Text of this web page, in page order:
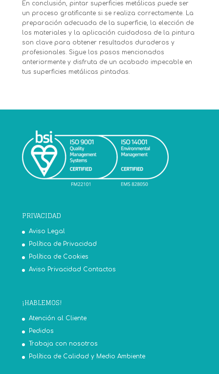
En conclusión, pintar superficies metálicas puede ser
un proceso gratificante si se realiza correctamente. La
preparación adecuada de la superficie, la elección de
los materiales y la aplicación cuidadosa de la pintura
son clave para obtener resultados duraderos y
profesionales. Sigue los pasos mencionados
anteriormente y disfruta de un acabado impecable en
tus superficies metálicas pintadas.
PRIVACIDAD
Aviso Legal
Política de Privacidad
Política de Cookies
Aviso Privacidad Contactos
¡HABLEMOS!
Atención al Cliente
Pedidos
Trabaja con nosotros
Política de Calidad y Medio Ambiente